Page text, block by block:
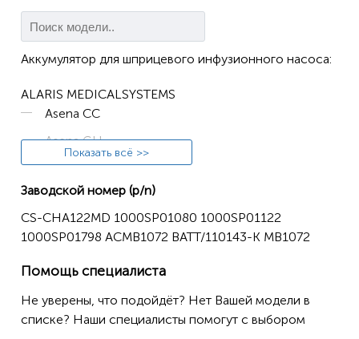
Аккумулятор для шприцевого инфузионного насоса:
ALARIS MEDICALSYSTEMS
Asena CC
Asena GH
Asena GS
Asena Syringe Pump CC
Asena Syringe Pump GH
Asena Syringe Pump PK
Asena Syringe Pump TIVA
Показать всё >>
Заводской номер (p/n)
CS-CHA122MD 1000SP01080 1000SP01122
1000SP01798 ACMB1072 BATT/110143-K MB1072
Помощь специалиста
Не уверены, что подойдёт? Нет Вашей модели в
списке? Наши специалисты помогут с выбором